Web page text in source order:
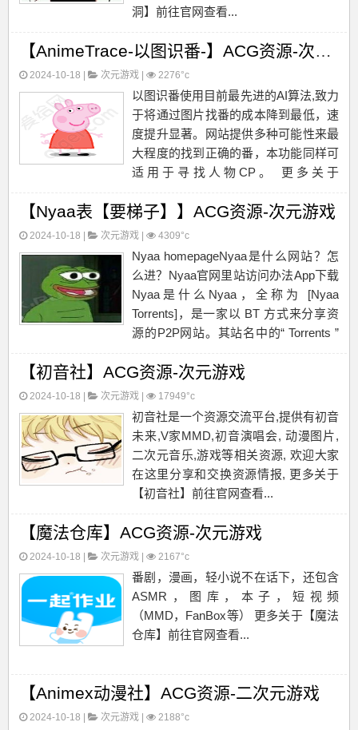
洞】前往官网查看...
【AnimeTrace-以图识番-】ACG资源-次元游戏
2024-10-18 | 次元游戏 2276°c
以图识番使用目前最先进的AI算法,致力
于将通过图片找番的成本降到最低，速
度提升显著。网站提供多种可能性来最
大程度的找到正确的番，本功能同样可
适用于寻找人物CP。 更多关于
看...
【Nyaa表【要梯子】】ACG资源-次元游戏
2024-10-18 | 次元游戏 4309°c
Nyaa homepageNyaa是什么网站？怎
么进？Nyaa官网里站访问办法App下载
Nyaa是什么Nyaa，全称为 [Nyaa
Torrents]，是一家以 BT 方式来分享资
源的P2P网站。其站名中的“ Torrents ”
应该是日式猫叫...
【初音社】ACG资源-次元游戏
2024-10-18 | 次元游戏 17949°c
初音社是一个资源交流平台,提供有初音
未来,V家MMD,初音演唱会, 动漫图片,
二次元音乐,游戏等相关资源, 欢迎大家
在这里分享和交换资源情报, 更多关于
【初音社】前往官网查看...
【魔法仓库】ACG资源-次元游戏
2024-10-18 | 次元游戏 2167°c
番剧，漫画，轻小说不在话下，还包含
ASMR，图库，本子，短视频
（MMD，FanBox等） 更多关于【魔法
仓库】前往官网查看...
【Animex动漫社】ACG资源-二次元游戏
2024-10-18 | 次元游戏 2188°c